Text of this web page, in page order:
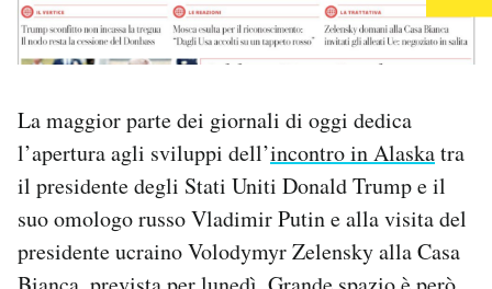
NEWSLETTER
I MIEI PREFERITI
CALENDARIO
La maggior parte dei giornali di oggi dedica
l’apertura agli sviluppi dell’incontro in Alaskatra
il presidente degli Stati Uniti Donald Trump e il
suo omologo russo Vladimir Putin e alla visita del
presidente ucraino Volodymyr Zelensky alla Casa